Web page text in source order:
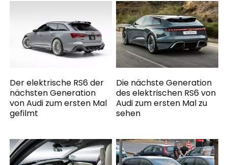
Der elektrische RS6 der
nächsten Generation
von Audi zum ersten Mal
gefilmt
Die nächste Generation
des elektrischen RS6 von
Audi zum ersten Mal zu
sehen